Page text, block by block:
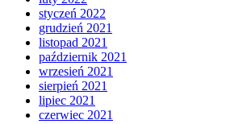
styczeń 2022
grudzień 2021
listopad 2021
październik 2021
wrzesień 2021
sierpień 2021
lipiec 2021
czerwiec 2021